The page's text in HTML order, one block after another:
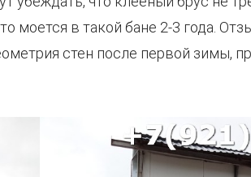
моется в такой бане 2-3 года.
стен после первой зимы,